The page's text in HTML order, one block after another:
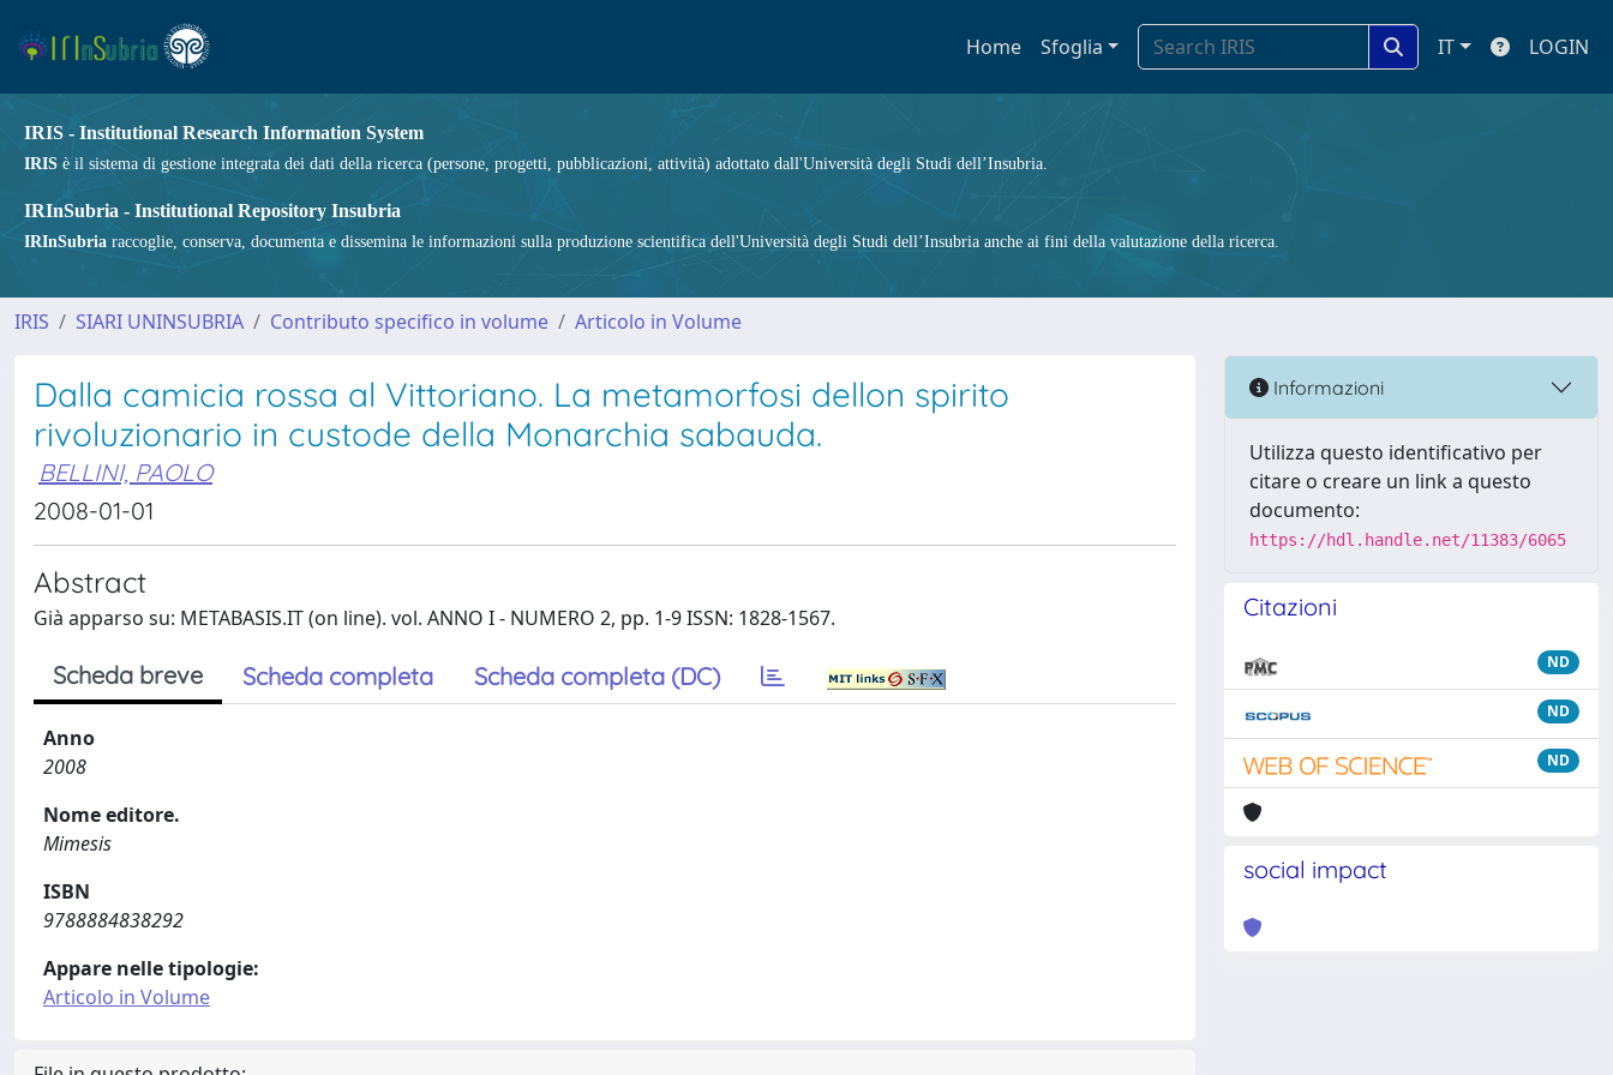
Home Sfoglia IT LOGIN
IRIS - Institutional Research Information System
IRIS è il sistema di gestione integrata dei dati della ricerca (persone, progetti, pubblicazioni, attività) adottato dall'Università degli Studi dell’Insubria.
IRInSubria - Institutional Repository Insubria
IRInSubria raccoglie, conserva, documenta e dissemina le informazioni sulla produzione scientifica dell'Università degli Studi dell’Insubria anche ai fini della valutazione della ricerca.
IRIS SIARI UNINSUBRIA Contributo specifico in volume Articolo in Volume
Dalla camicia rossa al Vittoriano. La metamorfosi dellon spirito
rivoluzionario in custode della Monarchia sabauda.
BELLINI, PAOLO
2008-01-01
Abstract
Già apparso su: METABASIS.IT (on line). vol. ANNO I - NUMERO 2, pp. 1-9 ISSN: 1828-1567.
Scheda breve Scheda completa Scheda completa (DC)
Anno
2008
Nome editore.
Mimesis
ISBN
9788884838292
Appare nelle tipologie:
Articolo in Volume
Informazioni
Utilizza questo identificativo per
citare o creare un link a questo
documento:
https://hdl.handle.net/11383/6065
Citazioni
ND
ND
ND
social impact